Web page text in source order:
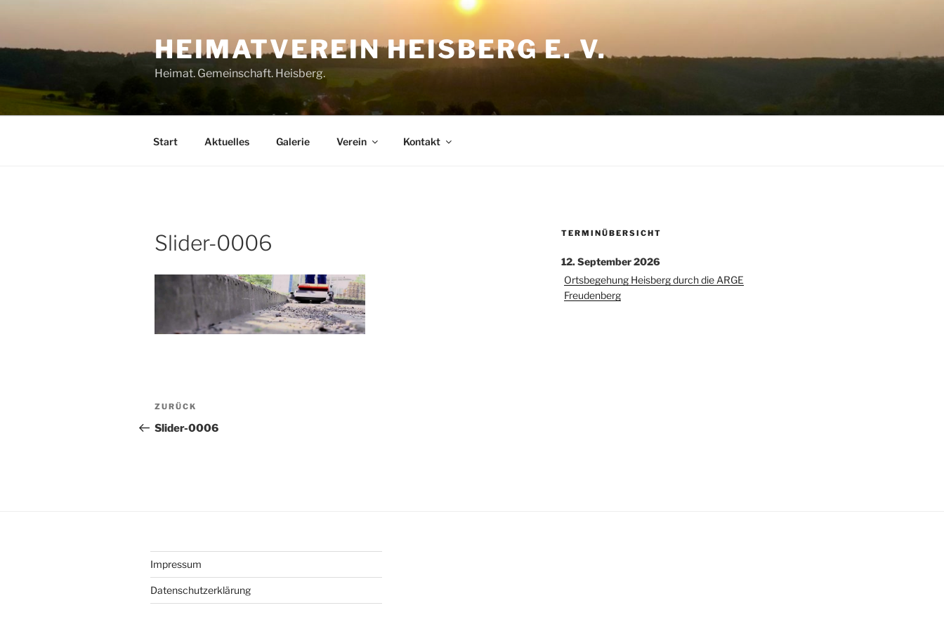
HEIMATVEREIN HEISBERG E. V.
Heimat. Gemeinschaft. Heisberg.
Start Aktuelles Galerie Verein Kontakt
Slider-0006
Beitragsnavigation
Vorheriger
Beitrag
ZURÜCK
Slider-0006
TERMINÜBERSICHT
12. September 2026
Ortsbegehung Heisberg durch die ARGE
Freudenberg
Impressum
Datenschutzerklärung